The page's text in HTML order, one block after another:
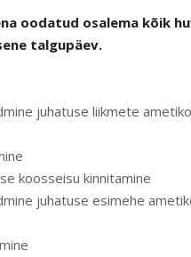
oodatud osalema kõik
talgupäev.
juhatuse liikmete
koosseisu kinnitamine
juhatuse esimehe